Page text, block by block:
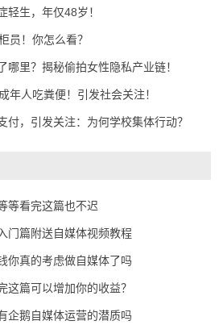
轻生，年仅48岁！
员！你怎么看？
哪里？揭秘偷拍女性隐私产业链！
年人吃粪便！引发社会关注！
付，引发关注：为何学校集体行动？
等看完这篇也不迟
门篇附送自媒体视频教程
你真的考虑做自媒体了吗
这篇可以增加你的收益？
企鹅自媒体运营的潜质吗